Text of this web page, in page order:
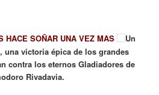
HACE SOÑAR UNA VEZ MAS
Un
una victoria épica de los grandes
contra los eternos Gladiadores de
Rivadavia.